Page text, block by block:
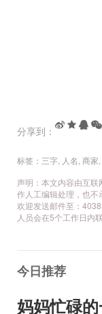
分享到：
标签： 三字 人名 商家
声明：本文内容由互
作人工编辑处理，也不
欢迎发送邮件至：
人员会在5个工作日内
今日推荐